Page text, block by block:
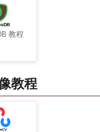
教程
教程